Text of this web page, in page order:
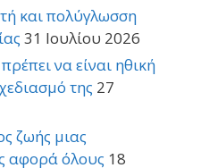
και πολύγλωσση
31 Ιουλίου 2026
να είναι ηθική
της 27
ζωής μιας
αφορά όλους 18